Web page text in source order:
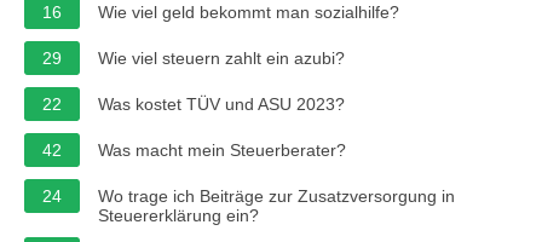
16 Wie viel geld bekommt man sozialhilfe?
29 Wie viel steuern zahlt ein azubi?
22 Was kostet TÜV und ASU 2023?
42 Was macht mein Steuerberater?
24
Wo trage ich Beiträge zur Zusatzversorgung in
Steuererklärung ein?